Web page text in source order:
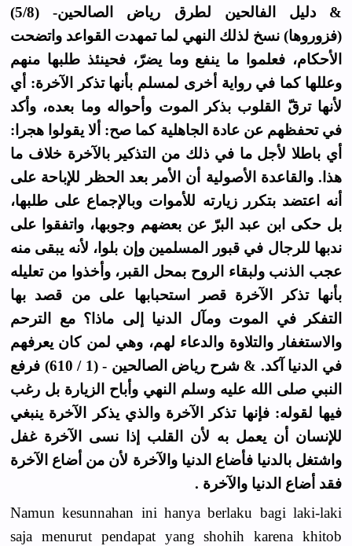
& دليل الفالحين لطرق رياض الصالحين- (5/8)
(فزوروها) نسخ لذلك النهي لما تمهدت القواعد واتضحت
الأحكام، فعلموا ما ينفع وما يضرّ، فحينئذ طلبها منهم
وعللها كما في رواية أخرى لمسلم بأنها تذكر الآخرة: أي
لأنها ترقّ القلوب بذكر الموت وأحواله وما بعده، وأكد
في تحفظهم عن عادة الجاهلية كما صح: ألا يقولوا هجرا:
أي باطلا لأجل ما في ذلك من التذكير بالآخرة خلاف ما
هذا. والقاعدة الأصولية أن الأمر بعد الحظر للإباحة على
أنه اعتضد بتكرر زيارته للأموات وبالإجماع على طلبها،
بل حكى ابن عبد البرّ عن بعضهم وجوبها، واتفقوا على
ندبها للرجال في قبور المسلمين وإن بلوا، لأنه يبقى منه
عجب الذنب ولبقاء الروح بمحل القبر، وأخذوا من تعليله
بأنها تذكر الآخرة قصر استحبابها على من قصد بها
التفكر في الموت ومآل الدنيا إلى ماذا؟ مع الترحم
والاستغفار والتلاوة والدعاء لهم، وهي لمن كان يعرفهم
في الدنيا آكد. & شرح رياض الصالحين - (1 / 610) فرفع
النبي صلى الله عليه وسلم النهي وأباح الزيارة بل رغب
فيها لقوله: فإنها تذكر الآخرة والذي يذكر الآخرة ينبغي
للإنسان أن يعمل به لأن القلب إذا نسى الآخرة غفل
واشتغل بالدنيا فأضاع الدنيا والآخرة لأن من أضاع الآخرة
فقد أضاع الدنيا والآخرة .
Namun kesunnahan ini hanya berlaku bagi laki-laki
saja menurut pendapat yang shohih karena khitob